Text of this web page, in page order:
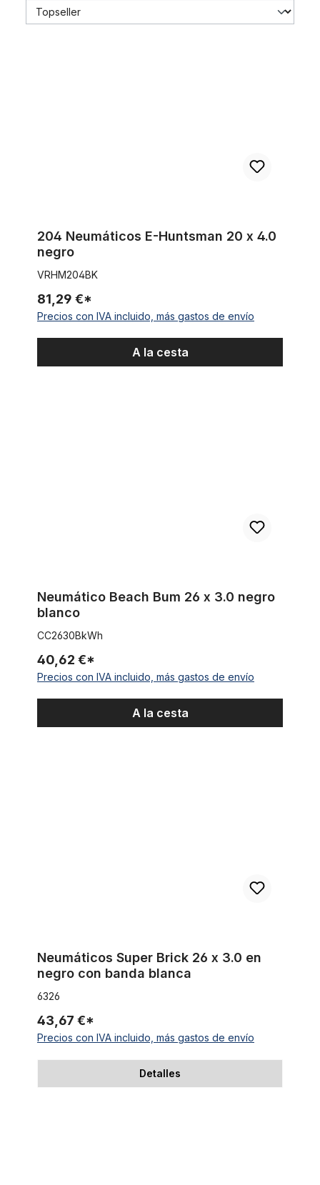
204 Neumáticos E-Huntsman 20 x 4.0
negro
VRHM204BK
81,29 €*
Precios con IVA incluido, más gastos de envío
A la cesta
Neumático Beach Bum 26 x 3.0 negro
blanco
CC2630BkWh
40,62 €*
Precios con IVA incluido, más gastos de envío
A la cesta
Neumáticos Super Brick 26 x 3.0 en
negro con banda blanca
6326
43,67 €*
Precios con IVA incluido, más gastos de envío
Detalles